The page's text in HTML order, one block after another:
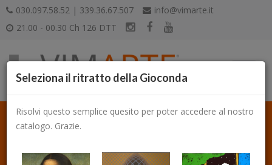
030.097.58.52 | 339.36.67.507
info@vimarte.it
21.00 - 00.30 Ch 126 DTT
Seleziona il ritratto della Gioconda
Risolvi questo semplice quesito per poter accedere al nostro
catalogo. Grazie.